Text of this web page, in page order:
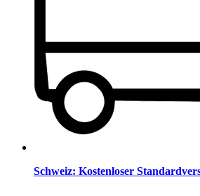
Schweiz: Kostenloser